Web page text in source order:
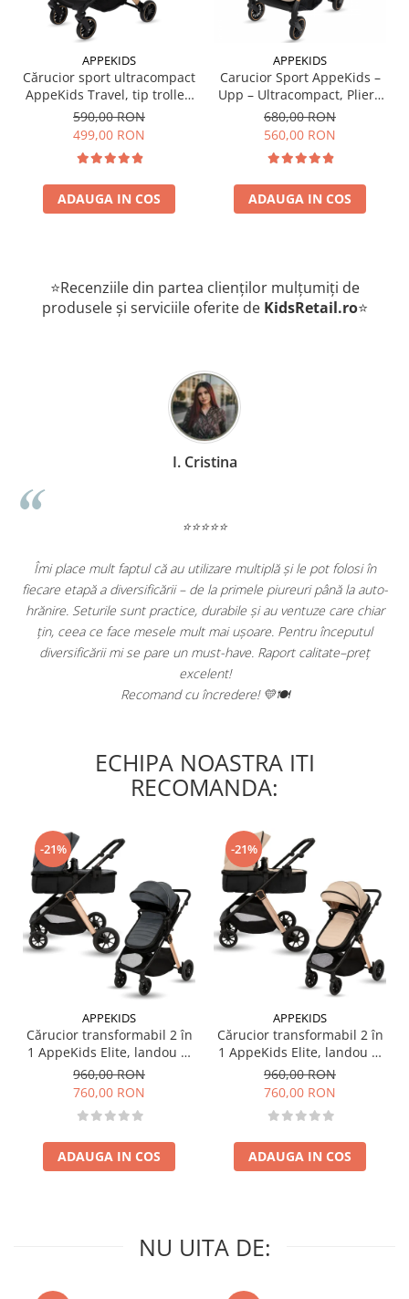
este conform standardului european EN-1888
Cantareste doar 7.1 kg
Dimensiuni carucior deschis: 75 cm x 51 cm x 105 cm
Dimensiuni carucior pliat: 65 cm x 51 cm x 21 cm
Garantie: 2 ani
APPEKIDS
Cărucior sport ultracompact
AppeKids Travel, tip troller,
pliere automată, bagaj de
mână, 6.7 kg - Black
590,00 RON
499,00 RON
ADAUGA IN COS
APPEKIDS
Carucior Sport AppeKids –
Upp – Ultracompact, Pliere
automata, De la nastere la
22kg - Bubble Beige
680,00 RON
560,00 RON
ADAUGA IN COS
⭐Recenziile din partea clienților mulțumiți de
produsele și serviciile oferite de KidsRetail.ro⭐
I. Cristina
⭐⭐⭐⭐⭐
Îmi place mult faptul că au utilizare multiplă și le pot folosi în
fiecare etapă a diversificării – de la primele piureuri până la auto-
hrănire. Seturile sunt practice, durabile și au ventuze care chiar
țin, ceea ce face mesele mult mai ușoare. Pentru începutul
diversificării mi se pare un must-have. Raport calitate–preț
excelent!
Recomand cu încredere! 💛🍽️
ECHIPA NOASTRA ITI
RECOMANDA:
-21%
APPEKIDS
Cărucior transformabil 2 în
1 AppeKids Elite, landou și
scaun sport reversibil,
suspensii, adaptori scoică
auto, până la 22 kg - Navy
Grey
960,00 RON
760,00 RON
ADAUGA IN COS
-21%
APPEKIDS
Cărucior transformabil 2 în
1 AppeKids Elite, landou și
scaun sport reversibil,
suspensii, adaptori scoică
auto, până la 22 kg - Sand
960,00 RON
760,00 RON
ADAUGA IN COS
NU UITA DE: